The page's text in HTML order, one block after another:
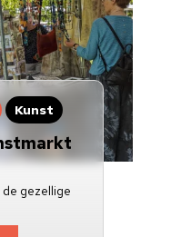
Kunst
gezellige